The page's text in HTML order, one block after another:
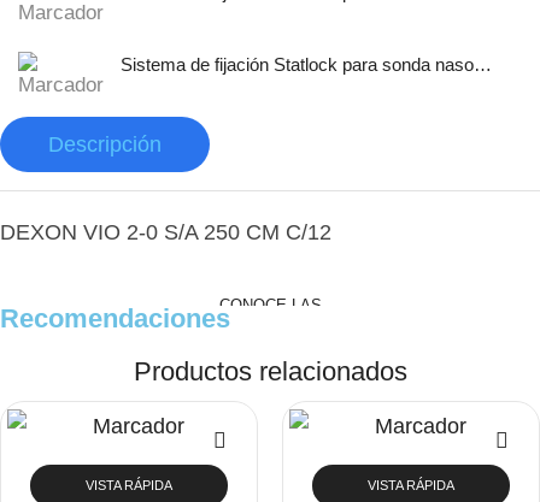
Sistema de fijación Statlock para sonda nasogástrica y sondas de alimentación enteral, tamaño pediátrico, libre de latex.
Descripción
DEXON VIO 2-0 S/A 250 CM C/12
CONOCE LAS
Ver Productos
Recomendaciones
Productos relacionados
VISTA RÁPIDA VISTA RÁPIDA